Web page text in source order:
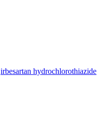
irbesartan hydrochlorothiazide